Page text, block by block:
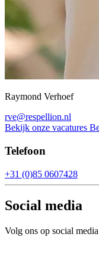
Raymond Verhoef
rve@respellion.nl
Bekijk onze vacatures
Telefoon
+31 (0)85 0607428
Social media
Volg ons op social